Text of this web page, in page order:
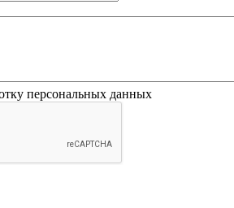
персональных данных